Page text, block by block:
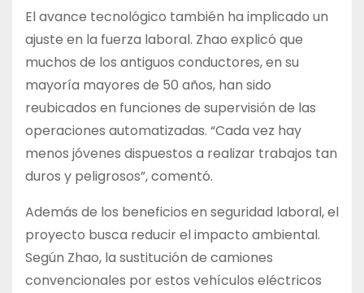
El avance tecnológico también ha implicado un
ajuste en la fuerza laboral. Zhao explicó que
muchos de los antiguos conductores, en su
mayoría mayores de 50 años, han sido
reubicados en funciones de supervisión de las
operaciones automatizadas. “Cada vez hay
menos jóvenes dispuestos a realizar trabajos tan
duros y peligrosos”, comentó.
Además de los beneficios en seguridad laboral, el
proyecto busca reducir el impacto ambiental.
Según Zhao, la sustitución de camiones
convencionales por estos vehículos eléctricos